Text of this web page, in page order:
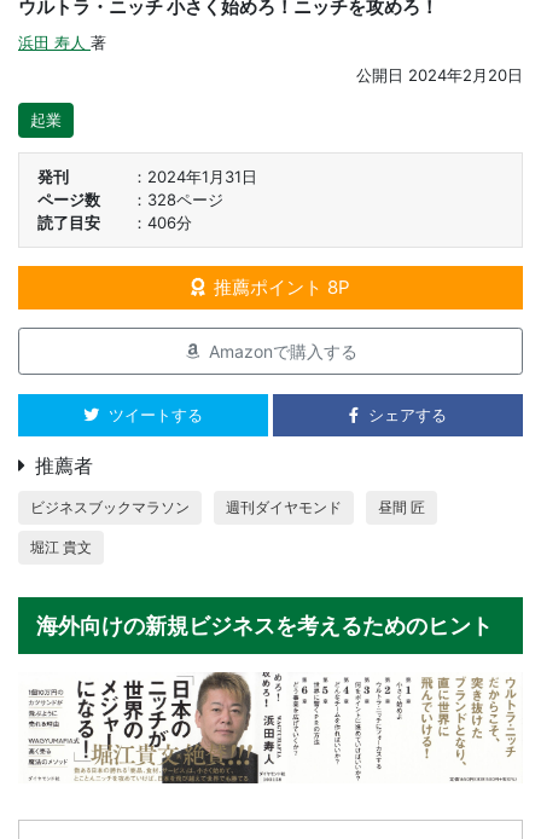
ウルトラ・ニッチ 小さく始めろ！ニッチを攻めろ！
浜田 寿人 著
公開日 2024年2月20日
起業
発刊
2024年1月31日
ページ数
328ページ
読了目安
406分
推薦ポイント 8P
Amazonで購入する
ツイートする シェアする
推薦者
ビジネスブックマラソン 週刊ダイヤモンド 昼間 匠
堀江 貴文
海外向けの新規ビジネスを考えるためのヒント